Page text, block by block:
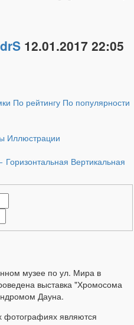
12.01.2017 22:05
По рейтингу По популярности
Иллюстрации
Горизонтальная Вертикальная
музее по ул. Мира в
выставка "Хромосома
Дауна.
являются